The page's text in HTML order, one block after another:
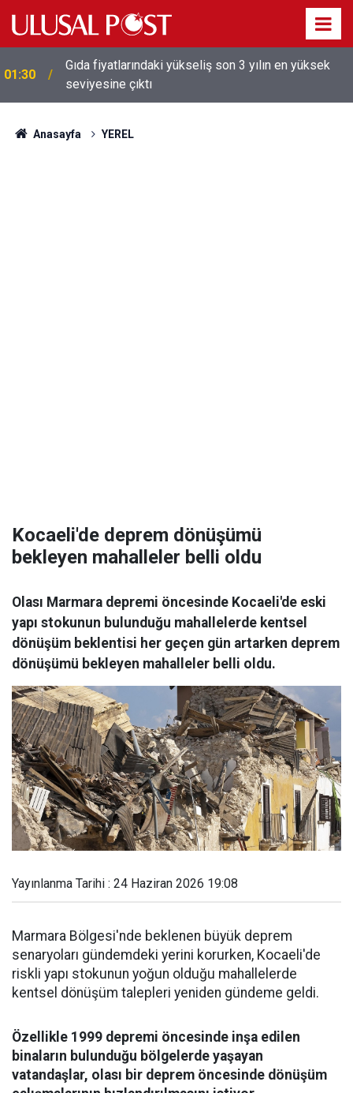
01:26
Galatasaray'dan sekiz kişi hakkında savcılığa suç
duyurusu
Anasayfa YEREL
Kocaeli'de deprem dönüşümü
bekleyen mahalleler belli oldu
Olası Marmara depremi öncesinde Kocaeli'de eski
yapı stokunun bulunduğu mahallelerde kentsel
dönüşüm beklentisi her geçen gün artarken deprem
dönüşümü bekleyen mahalleler belli oldu.
Yayınlanma Tarihi : 24 Haziran 2026 19:08
Marmara Bölgesi'nde beklenen büyük deprem
senaryoları gündemdeki yerini korurken, Kocaeli'de
riskli yapı stokunun yoğun olduğu mahallelerde
kentsel dönüşüm talepleri yeniden gündeme geldi.
Özellikle 1999 depremi öncesinde inşa edilen
binaların bulunduğu bölgelerde yaşayan
vatandaşlar, olası bir deprem öncesinde dönüşüm